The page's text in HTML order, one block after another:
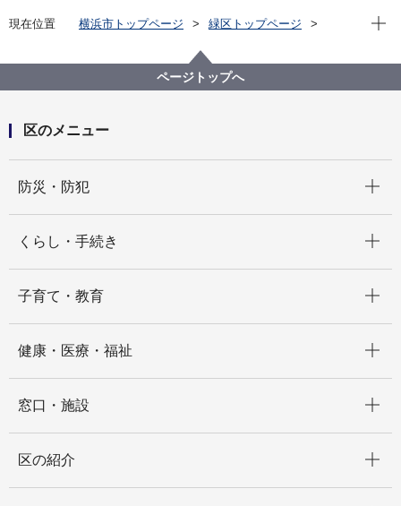
現在位置 横浜市トップページ
緑区トップページ
緑土木事務所
緑区の身近な公園(地域別・50音順)
上山町中公園
現在
ページトップへ
区のメニュー
防災・防犯
くらし・手続き
子育て・教育
健康・医療・福祉
窓口・施設
区の紹介